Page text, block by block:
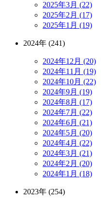
2025年3月 (22)
2025年2月 (17)
2025年1月 (19)
2024年 (241)
2024年12月 (20)
2024年11月 (19)
2024年10月 (22)
2024年9月 (19)
2024年8月 (17)
2024年7月 (22)
2024年6月 (21)
2024年5月 (20)
2024年4月 (22)
2024年3月 (21)
2024年2月 (20)
2024年1月 (18)
2023年 (254)